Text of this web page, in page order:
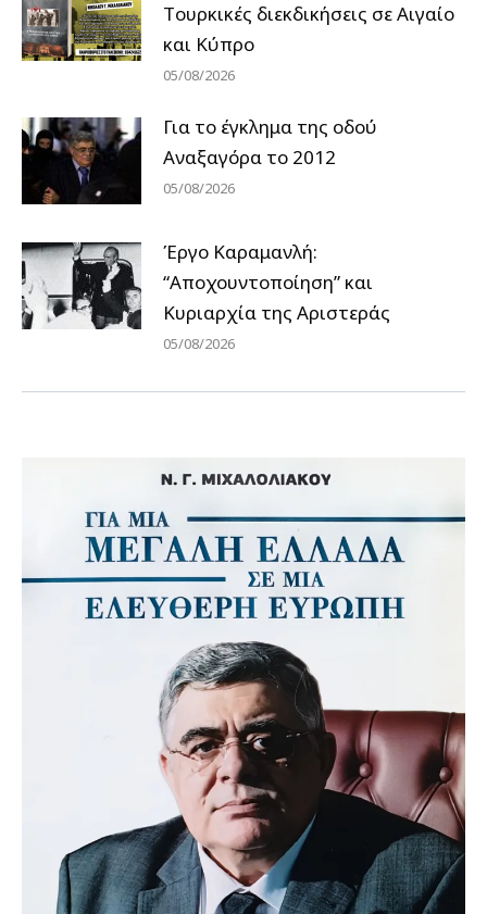
Tουρκικές διεκδικήσεις σε Αιγαίο
και Κύπρο
05/08/2026
Για το έγκλημα της οδού
Αναξαγόρα το 2012
05/08/2026
Έργο Καραμανλή:
“Αποχουντοποίηση” και
Κυριαρχία της Αριστεράς
05/08/2026